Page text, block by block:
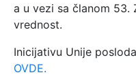
a u vezi sa članom 53.
vrednost.
Inicijativu Unije
OVDE.